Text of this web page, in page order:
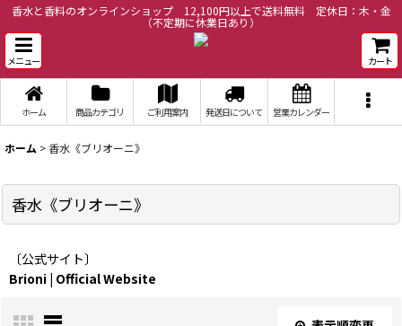
香水と香料のオンラインショップ 12,100円以上で送料無料 定休日：木・金
（不定期に休業日あり）
メニュー カート
ホーム 商品カテゴリ ご利用案内 発送日について 営業カレンダー
ホーム > 香水《ブリオーニ》
香水《ブリオーニ》
〔公式サイト〕
Brioni | Official Website